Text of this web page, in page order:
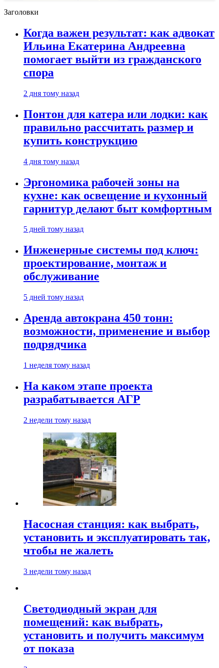
Заголовки
Когда важен результат: как адвокат
Ильина Екатерина Андреевна
помогает выйти из гражданского
спора
2 дня тому назад
Понтон для катера или лодки: как
правильно рассчитать размер и
купить конструкцию
4 дня тому назад
Эргономика рабочей зоны на
кухне: как освещение и кухонный
гарнитур делают быт комфортным
5 дней тому назад
Инженерные системы под ключ:
проектирование, монтаж и
обслуживание
5 дней тому назад
Аренда автокрана 450 тонн:
возможности, применение и выбор
подрядчика
1 неделя тому назад
На каком этапе проекта
разрабатывается АГР
2 недели тому назад
Насосная станция: как выбрать,
установить и эксплуатировать так,
чтобы не жалеть
3 недели тому назад
Светодиодный экран для
помещений: как выбрать,
установить и получить максимум
от показа